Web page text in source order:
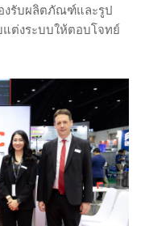
งรับผลิตภัณฑ์และรูป
ต่งระบบให้ตอบโจทย์